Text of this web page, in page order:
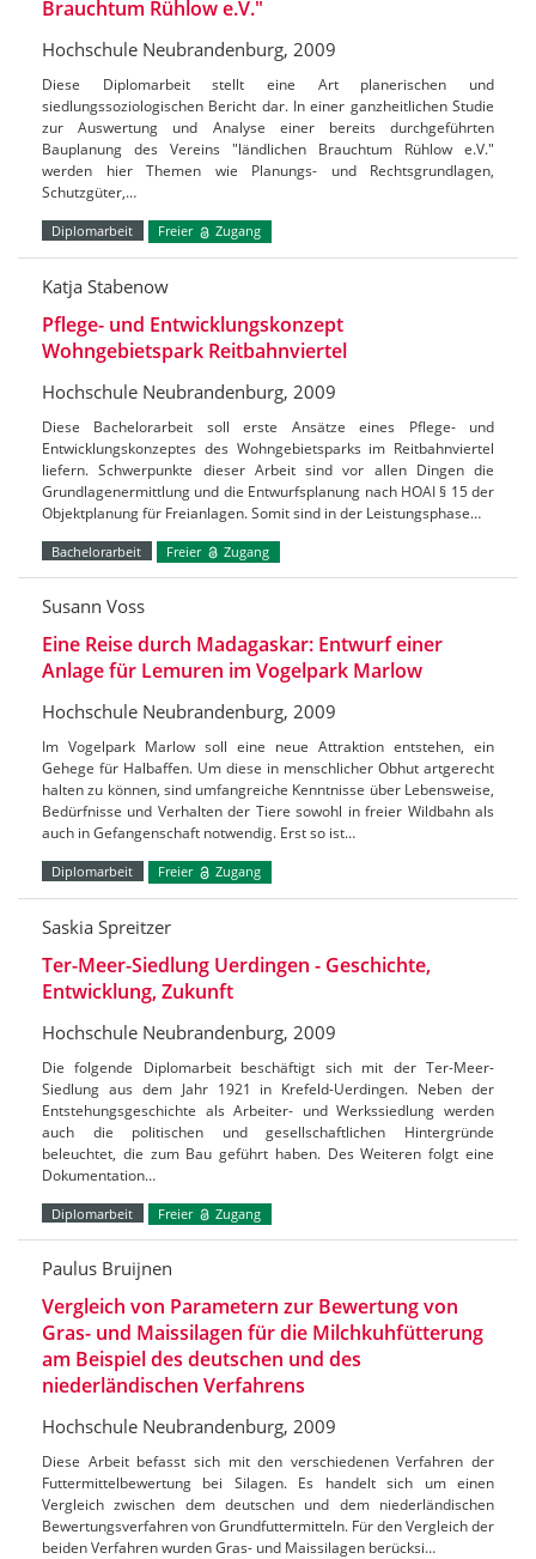
Brauchtum Rühlow e.V."
Hochschule Neubrandenburg, 2009
Diese Diplomarbeit stellt eine Art planerischen und
siedlungssoziologischen Bericht dar. In einer ganzheitlichen Studie
zur Auswertung und Analyse einer bereits durchgeführten
Bauplanung des Vereins "ländlichen Brauchtum Rühlow e.V."
werden hier Themen wie Planungs- und Rechtsgrundlagen,
Schutzgüter,…
Diplomarbeit Freier Zugang
Katja Stabenow
Pflege- und Entwicklungskonzept
Wohngebietspark Reitbahnviertel
Hochschule Neubrandenburg, 2009
Diese Bachelorarbeit soll erste Ansätze eines Pflege- und
Entwicklungskonzeptes des Wohngebietsparks im Reitbahnviertel
liefern. Schwerpunkte dieser Arbeit sind vor allen Dingen die
Grundlagenermittlung und die Entwurfsplanung nach HOAI § 15 der
Objektplanung für Freianlagen. Somit sind in der Leistungsphase…
Bachelorarbeit Freier Zugang
Susann Voss
Eine Reise durch Madagaskar: Entwurf einer
Anlage für Lemuren im Vogelpark Marlow
Hochschule Neubrandenburg, 2009
Im Vogelpark Marlow soll eine neue Attraktion entstehen, ein
Gehege für Halbaffen. Um diese in menschlicher Obhut artgerecht
halten zu können, sind umfangreiche Kenntnisse über Lebensweise,
Bedürfnisse und Verhalten der Tiere sowohl in freier Wildbahn als
auch in Gefangenschaft notwendig. Erst so ist…
Diplomarbeit Freier Zugang
Saskia Spreitzer
Ter-Meer-Siedlung Uerdingen - Geschichte,
Entwicklung, Zukunft
Hochschule Neubrandenburg, 2009
Die folgende Diplomarbeit beschäftigt sich mit der Ter-Meer-
Siedlung aus dem Jahr 1921 in Krefeld-Uerdingen. Neben der
Entstehungsgeschichte als Arbeiter- und Werkssiedlung werden
auch die politischen und gesellschaftlichen Hintergründe
beleuchtet, die zum Bau geführt haben. Des Weiteren folgt eine
Dokumentation…
Diplomarbeit Freier Zugang
Paulus Bruijnen
Vergleich von Parametern zur Bewertung von
Gras- und Maissilagen für die Milchkuhfütterung
am Beispiel des deutschen und des
niederländischen Verfahrens
Hochschule Neubrandenburg, 2009
Diese Arbeit befasst sich mit den verschiedenen Verfahren der
Futtermittelbewertung bei Silagen. Es handelt sich um einen
Vergleich zwischen dem deutschen und dem niederländischen
Bewertungsverfahren von Grundfuttermitteln. Für den Vergleich der
beiden Verfahren wurden Gras- und Maissilagen berücksi…